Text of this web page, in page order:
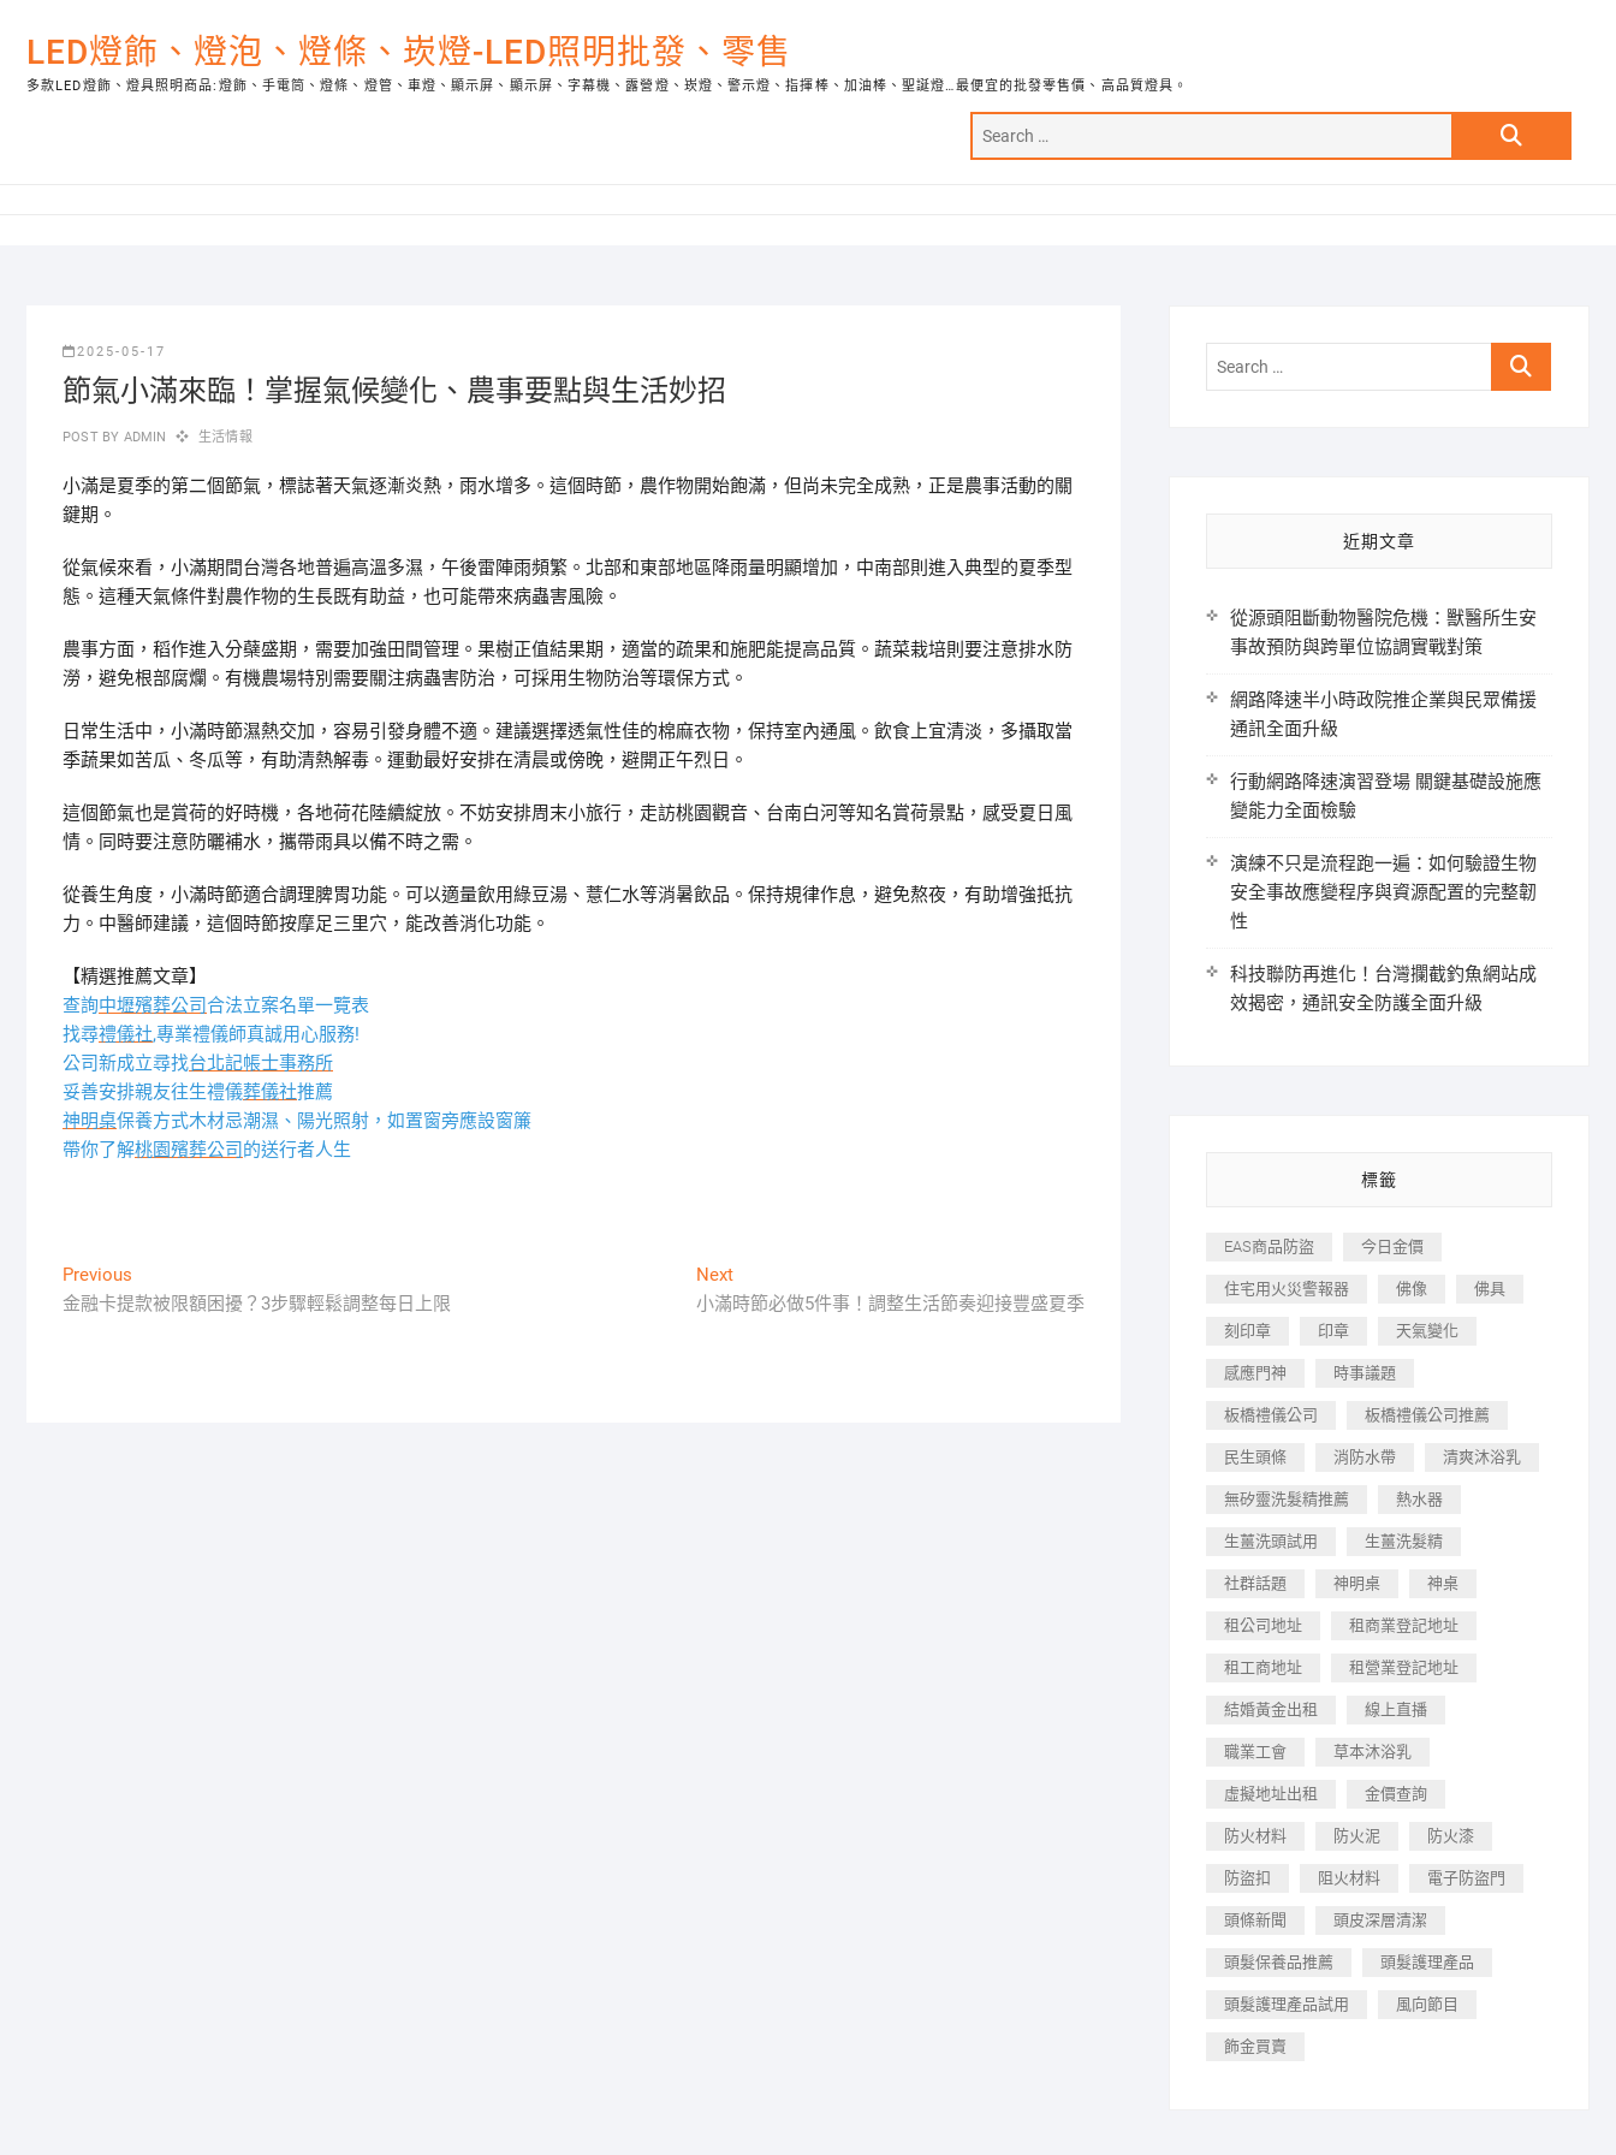
contentLED燈飾、燈泡、燈條、崁燈-LED照明批發、零售
多款LED燈飾、燈具照明商品:燈飾、手電筒、燈條、燈管、車燈、顯示屏、顯示屏、字幕機、露營燈、崁燈、警示燈、指揮棒、加油棒、聖誕燈…最便宜的批發零售價、高品質燈具。
Search
2025-05-17
節氣小滿來臨！掌握氣候變化、農事要點與生活妙招
POST BY ADMIN 生活情報
小滿是夏季的第二個節氣，標誌著天氣逐漸炎熱，雨水增多。這個時節，農作物開始飽滿，但尚未完全成熟，正是農事活動的關
鍵期。
從氣候來看，小滿期間台灣各地普遍高溫多濕，午後雷陣雨頻繁。北部和東部地區降雨量明顯增加，中南部則進入典型的夏季型
態。這種天氣條件對農作物的生長既有助益，也可能帶來病蟲害風險。
農事方面，稻作進入分蘗盛期，需要加強田間管理。果樹正值結果期，適當的疏果和施肥能提高品質。蔬菜栽培則要注意排水防
澇，避免根部腐爛。有機農場特別需要關注病蟲害防治，可採用生物防治等環保方式。
日常生活中，小滿時節濕熱交加，容易引發身體不適。建議選擇透氣性佳的棉麻衣物，保持室內通風。飲食上宜清淡，多攝取當
季蔬果如苦瓜、冬瓜等，有助清熱解毒。運動最好安排在清晨或傍晚，避開正午烈日。
這個節氣也是賞荷的好時機，各地荷花陸續綻放。不妨安排周末小旅行，走訪桃園觀音、台南白河等知名賞荷景點，感受夏日風
情。同時要注意防曬補水，攜帶雨具以備不時之需。
從養生角度，小滿時節適合調理脾胃功能。可以適量飲用綠豆湯、薏仁水等消暑飲品。保持規律作息，避免熬夜，有助增強抵抗
力。中醫師建議，這個時節按摩足三里穴，能改善消化功能。
【精選推薦文章】
查詢中壢殯葬公司合法立案名單一覽表
找尋禮儀社,專業禮儀師真誠用心服務!
公司新成立尋找台北記帳士事務所
妥善安排親友往生禮儀葬儀社推薦
神明桌保養方式木材忌潮濕、陽光照射，如置窗旁應設窗簾
帶你了解桃園殯葬公司的送行者人生
文
章
Previous
post:
金融卡提款被限額困擾？3步驟輕鬆調整每日上限
NextNext
post:
小滿時節必做5件事！調整生活節奏迎接豐盛夏季
Search
近期文章
從源頭阻斷動物醫院危機：獸醫所生安
事故預防與跨單位協調實戰對策
網路降速半小時政院推企業與民眾備援
通訊全面升級
行動網路降速演習登場 關鍵基礎設施應
變能力全面檢驗
演練不只是流程跑一遍：如何驗證生物
安全事故應變程序與資源配置的完整韌
性
科技聯防再進化！台灣攔截釣魚網站成
效揭密，通訊安全防護全面升級
標籤
EAS商品防盜 今日金價
住宅用火災警報器 佛像 佛具
刻印章 印章 天氣變化
感應門神 時事議題
板橋禮儀公司 板橋禮儀公司推薦
民生頭條 消防水帶 清爽沐浴乳
無矽靈洗髮精推薦 熱水器
生薑洗頭試用 生薑洗髮精
社群話題 神明桌 神桌
租公司地址 租商業登記地址
租工商地址 租營業登記地址
結婚黃金出租 線上直播
職業工會 草本沐浴乳
虛擬地址出租 金價查詢
防火材料 防火泥 防火漆
防盜扣 阻火材料 電子防盜門
頭條新聞 頭皮深層清潔
頭髮保養品推薦 頭髮護理產品
頭髮護理產品試用 風向節目
飾金買賣